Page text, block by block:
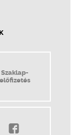
Szaklap-
előfizetés